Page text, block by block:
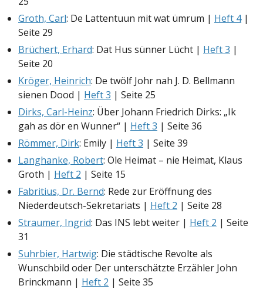
Groth, Carl: De Lattentuun mit wat ümrum | Heft 4|
Seite 29
Brüchert, Erhard: Dat Hus sünner Lücht | Heft 3 |
Seite 20
Kröger, Heinrich: De twölf Johr nah J. D. Bellmann
sienen Dood | Heft 3 | Seite 25
Dirks, Carl-Heinz: Über Johann Friedrich Dirks: „Ik
gah as dör en Wunner“ | Heft 3 | Seite 36
Römmer, Dirk: Emily | Heft 3 | Seite 39
Langhanke, Robert: Ole Heimat – nie Heimat, Klaus
Groth | Heft 2 | Seite 15
Fabritius, Dr. Bernd: Rede zur Eröffnung des
Niederdeutsch-Sekretariats | Heft 2 | Seite 28
Straumer, Ingrid: Das INS lebt weiter | Heft 2 | Seite
31
Suhrbier, Hartwig: Die städtische Revolte als
Wunschbild oder Der unterschätzte Erzähler John
Brinckmann | Heft 2 | Seite 35